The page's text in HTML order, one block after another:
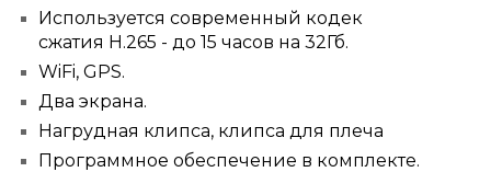
Используется современный кодек
сжатия H.265 - до 15 часов на 32Гб.
WiFi, GPS.
Два экрана.
Нагрудная клипса, клипса для плеча
Программное обеспечение в комплекте.